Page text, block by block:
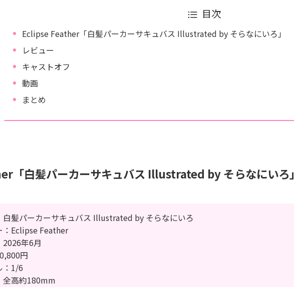
目次
Eclipse Feather「白髪パーカーサキュバス Illustrated by そらなにいろ」
レビュー
キャストオフ
動画
まとめ
「白髪パーカーサキュバス Illustrated by そらなにいろ」
白髪パーカーサキュバス Illustrated by そらなにいろ
：Eclipse Feather
年6月
円
：1/6
全高約180mm